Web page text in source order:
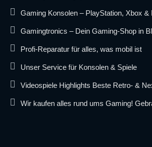
Gaming Konsolen – PlayStation, Xbox &
Gamingtronics – Dein Gaming-Shop in
Profi-Reparatur für alles, was mobil ist
Unser Service für Konsolen & Spiele
Videospiele Highlights Beste Retro- &
Wir kaufen alles rund ums Gaming!